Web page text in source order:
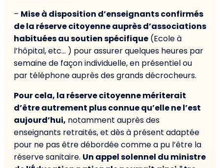
– Mise à disposition d’enseignants confirmés
de la réserve citoyenne auprès d’associations
habituées au soutien spécifique (Ecole à
l’hôpital, etc… ) pour assurer quelques heures par
semaine de façon individuelle, en présentiel ou
par téléphone auprès des grands décrocheurs.
Pour cela, la réserve citoyenne mériterait
d’être autrement plus connue qu’elle ne l’est
aujourd’hui, notamment auprès des
enseignants retraités, et dès à présent adaptée
pour ne pas être débordée comme a pu l’être la
réserve sanitaire. Un appel solennel du ministre